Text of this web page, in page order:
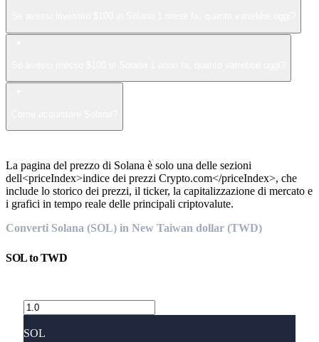
La pagina del prezzo di Solana è solo una delle sezioni
dell<priceIndex>indice dei prezzi Crypto.com</priceIndex>, che
include lo storico dei prezzi, il ticker, la capitalizzazione di mercato e
i grafici in tempo reale delle principali criptovalute.
Converti Solana (SOL) in New Taiwan dollar (TWD)
SOLtoTWD
SOL